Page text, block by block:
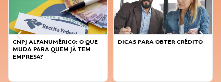
CNPJ ALFANUMÉRICO: O QUE
MUDA PARA QUEM JÁ TEM
EMPRESA?
DICAS PARA OBTER CRÉDITO